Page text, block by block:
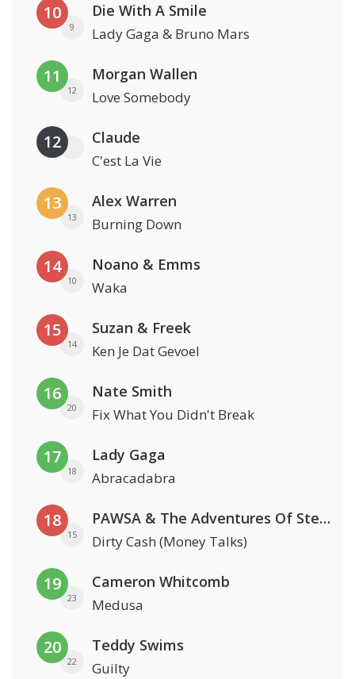
10
9
Die With A Smile
Lady Gaga & Bruno Mars
11
12
Morgan Wallen
Love Somebody
12 Claude
C'est La Vie
13
13
Alex Warren
Burning Down
14
10
Noano & Emms
Waka
15
14
Suzan & Freek
Ken Je Dat Gevoel
16
20
Nate Smith
Fix What You Didn't Break
17
18
Lady Gaga
Abracadabra
18
15
PAWSA & The Adventures Of Stevie V
Dirty Cash (Money Talks)
19
23
Cameron Whitcomb
Medusa
20
22
Teddy Swims
Guilty